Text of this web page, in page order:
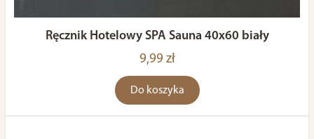
Ręcznik Hotelowy SPA Sauna 40x60 biały
9,99 zł
Do koszyka